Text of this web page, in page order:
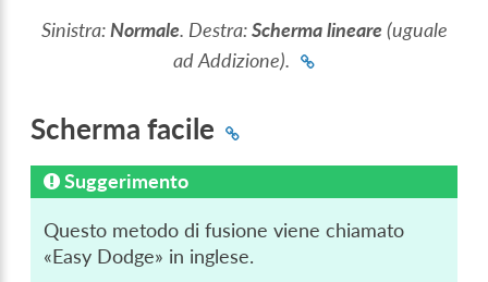
Sinistra:Normale. Destra:Scherma lineare (uguale
ad Addizione).
Scherma facile
Suggerimento
Questo metodo di fusione viene chiamato
«Easy Dodge» in inglese.